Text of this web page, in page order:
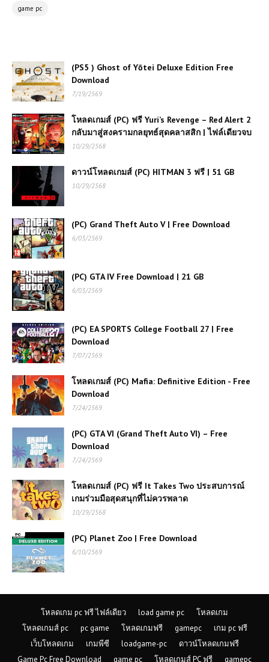
Official Game of the Ashes เกมคริก
โหลดเกมส์ (PC) ฟรี Hello Neighbor 2
เกมสยองขวัญลอบเร้น สืบความลับเพื่อน
บ้านสุดหลอน 👁️‍🗨️🏚️
โหลดเกมส์ PC ฟรี Assetto Corsa
Competizione เกมแข่งรถ GT สมจริง
ระดับมืออาชีพที่คอซิมเรซต้องลอง
โหลดเกมส์ Call to Arms - Gates of
Hell: Ostfront เกมสงครามสุดสมจริง
วางแผนเดือดทุกสมรภูมิ
โหลดเกมส์ (PC) Red Dead-
Redemption ภาค 2 | ไฟล์เดียวเล่นได้
100%
(PC) Farm Together | Free
Download
(PC) EA SPORTS College
Football 27 | Free Download
โหลดเกมส์ (PC) ฟรี Super Woden:
Rally Edge เกมแข่งรถแรลลี่สุดมันส์
สไตล์อาร์เคดย้อนยุคภาพสวยเล่นเพลิน
(PC) theHunter Call of the Wild |
Free Download
(PC) HARD BULLET Free
Download เกมยิง VR ฟิสิกส์สุดเดือด
เล่นมันส์สะใจ
โหลดเกมส์ฟรี Crysis (PC) ตำนานเกม
ยิงกราวด์เบรกเกอร์ ยุคไหนก็ยังคงทรง
พลัง
(PC) One Piece Pirate Warriors 4
| Free Download
game pc
(PS5 ) Ghost of Yōtei Deluxe Edition Free
Download
7/19/2569
โหลดเกมส์ (PC) ฟรี Yuri’s Revenge – Red Alert 2
กลับมาสู่สงครามกลยุทธ์สุดคลาสสิก | ไฟล์เดียวจบ
10/29/2568
ดาวน์โหลดเกมส์ (PC) HITMAN 3 ฟรี | 51 GB
10/29/2568
(PC) Grand Theft Auto V | Free Download
6/03/2569
(PC) GTA IV Free Download | 21 GB
6/03/2569
(PC) EA SPORTS College Football 27 | Free
Download
7/07/2569
โหลดเกมส์ (PC) Mafia: Definitive Edition - Free
Download
7/24/2569
(PC) GTA VI (Grand Theft Auto VI) – Free
Download
7/24/2569
โหลดเกมส์ (PC) ฟรี It Takes Two ประสบการณ์
เกมร่วมมือสุดสนุกที่ไม่ควรพลาด
10/29/2568
(PC) Planet Zoo | Free Download
6/10/2569
โหลดเกม pc ฟรี ไฟล์เดียว load game pc
โหลดเกม
โหลดเกมส์ pc
pc game โหลดเกมฟรี gamepc
เกม pc ฟรี
เว็บโหลดเกม
เกมพีซี loadgame-pc
ดาวน์โหลดเกมฟรี
Game Pc Free Download
game pc โหลดเกมส์ PC ฟรี gamepc